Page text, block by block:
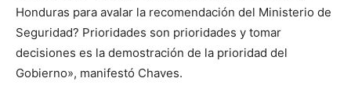
Honduras para avalar la recomendación del Ministerio de
Seguridad? Prioridades son prioridades y tomar
decisiones es la demostración de la prioridad del
Gobierno», manifestó Chaves.